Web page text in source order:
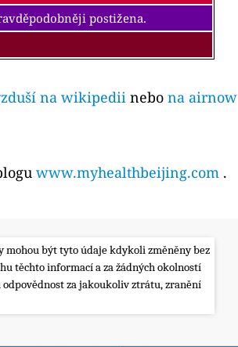
postižena.
na wikipediinebo na airnow
www.myhealthbeijing.com .
mohou být tyto údaje kdykoli změněny bez
těchto informací a za žádných okolností
za jakoukoliv ztrátu, zranění